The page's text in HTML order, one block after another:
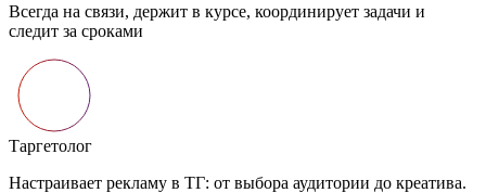
Всегда на связи, держит в курсе, координирует задачи и
следит за сроками
Таргетолог
Настраивает рекламу в ТГ: от выбора аудитории до креатива.